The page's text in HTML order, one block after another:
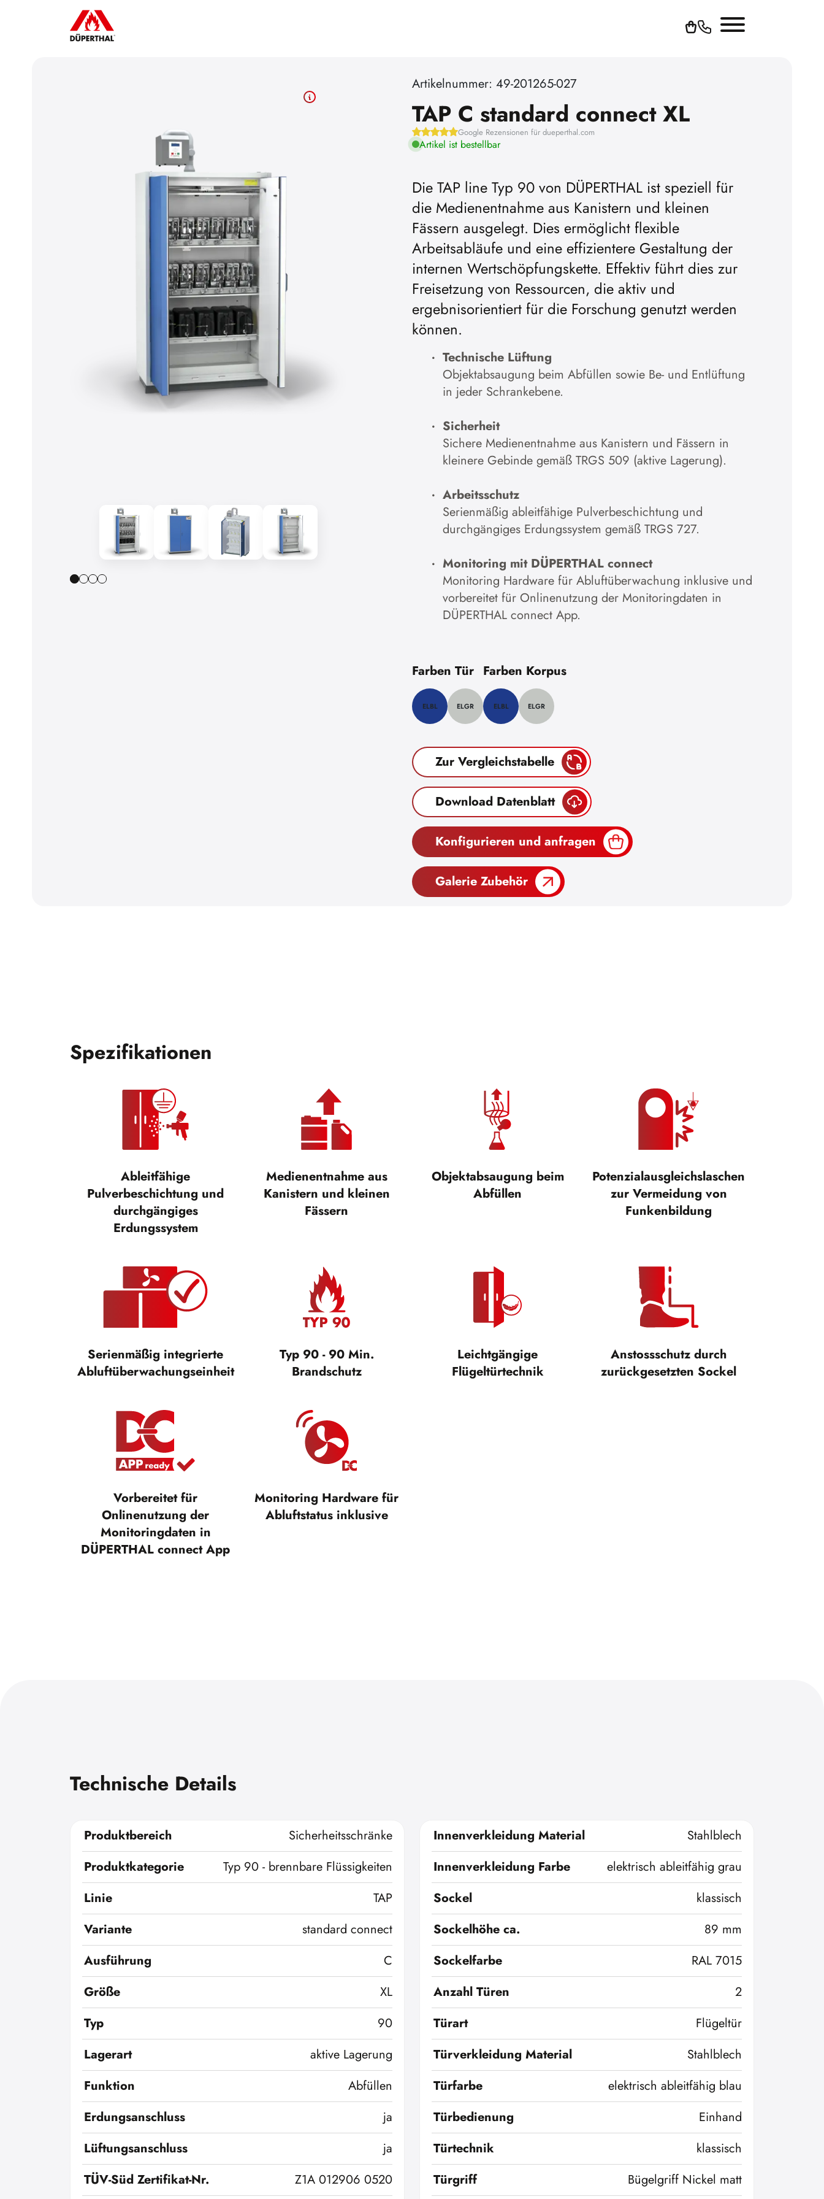
Artikelnummer: 49-201265-027
TAP C standard connect XL
Google Rezensionen für dueperthal.com
Artikel ist bestellbar
Die TAP line Typ 90 von DÜPERTHAL ist speziell für
die Medienentnahme aus Kanistern und kleinen
Fässern ausgelegt. Dies ermöglicht flexible
Arbeitsabläufe und eine effizientere Gestaltung der
internen Wertschöpfungskette. Effektiv führt dies zur
Freisetzung von Ressourcen, die aktiv und
ergebnisorientiert für die Forschung genutzt werden
können.
Technische Lüftung
Objektabsaugung beim Abfüllen sowie Be- und Entlüftung
in jeder Schrankebene.
Sicherheit
Sichere Medienentnahme aus Kanistern und Fässern in
kleinere Gebinde gemäß TRGS 509 (aktive Lagerung).
Arbeitsschutz
Serienmäßig ableitfähige Pulverbeschichtung und
durchgängiges Erdungssystem gemäß TRGS 727.
Monitoring mit DÜPERTHAL connect
Monitoring Hardware für Abluftüberwachung inklusive und
vorbereitet für Onlinenutzung der Monitoringdaten in
DÜPERTHAL connect App.
Farben Tür
ELBL ELGR
Farben Korpus
ELBL ELGR
Zur Vergleichstabelle
Download Datenblatt
Konfigurieren und anfragen
Galerie Zubehör
Spezifikationen
Ableitfähige
Pulverbeschichtung und
durchgängiges
Erdungssystem
Medienentnahme aus
Kanistern und kleinen
Fässern
Objektabsaugung beim
Abfüllen
Potenzialausgleichslaschen
zur Vermeidung von
Funkenbildung
Serienmäßig integrierte
Abluftüberwachungseinheit
Typ 90 - 90 Min.
Brandschutz
Leichtgängige
Flügeltürtechnik
Anstossschutz durch
zurückgesetzten Sockel
Vorbereitet für
Onlinenutzung der
Monitoringdaten in
DÜPERTHAL connect App
Monitoring Hardware für
Abluftstatus inklusive
Technische Details
Produktbereich
Sicherheitsschränke
Produktkategorie
Typ 90 - brennbare Flüssigkeiten
Linie
TAP
Variante
standard connect
Ausführung
C
Größe
XL
Typ
90
Lagerart
aktive Lagerung
Funktion
Abfüllen
Erdungsanschluss
ja
Lüftungsanschluss
ja
TÜV-Süd Zertifikat-Nr.
Z1A 012906 0520
Innenverkleidung Material
Stahlblech
Innenverkleidung Farbe
elektrisch ableitfähig grau
Sockel
klassisch
Sockelhöhe ca.
89 mm
Sockelfarbe
RAL 7015
Anzahl Türen
2
Türart
Flügeltür
Türverkleidung Material
Stahlblech
Türfarbe
elektrisch ableitfähig blau
Türbedienung
Einhand
Türtechnik
klassisch
Türgriff
Bügelgriff Nickel matt